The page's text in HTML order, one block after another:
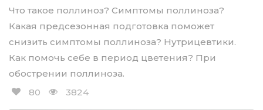
Что такое поллиноз? Симптомы поллиноза?
Какая предсезонная подготовка поможет
снизить симптомы поллиноза? Нутрицевтики.
Как помочь себе в период цветения? При
обострении поллиноза.
80
3824